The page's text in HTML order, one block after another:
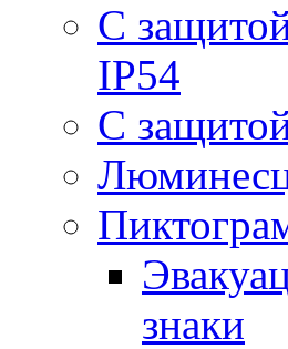
С
IP54
С
знаки